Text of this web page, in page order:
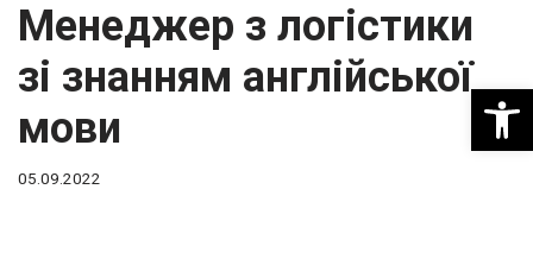
Менеджер з логістики
зі знанням англійської
мови
05.09.2022